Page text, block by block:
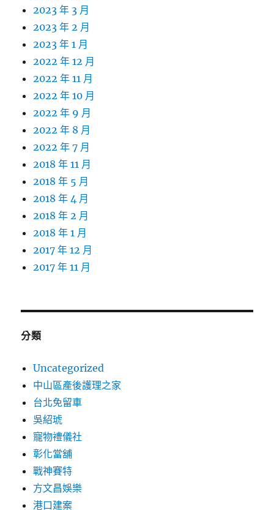
2023 年 3 月
2023 年 2 月
2023 年 1 月
2022 年 12 月
2022 年 11 月
2022 年 10 月
2022 年 9 月
2022 年 8 月
2022 年 7 月
2018 年 11 月
2018 年 5 月
2018 年 4 月
2018 年 2 月
2018 年 1 月
2017 年 12 月
2017 年 11 月
分類
Uncategorized
中山區產後護理之家
台北免留車
吳紹琥
寵物禮儀社
彰化當舖
戰神賽特
方文昌娛樂
港口建案